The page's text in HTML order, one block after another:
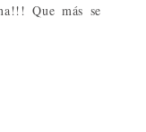
Que más se